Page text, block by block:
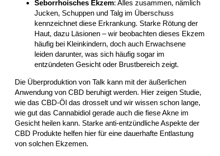
Seborrhoisches Ekzem: Alles zusammen, nämlich
Jucken, Schuppen und Talg im Überschuss
kennzeichnet diese Erkrankung. Starke Rötung der
Haut, dazu Läsionen – wir beobachten dieses Ekzem
häufig bei Kleinkindern, doch auch Erwachsene
leiden darunter, was sich häufig sogar im
entzündeten Gesicht oder Brustbereich zeigt.
Die Überproduktion von Talk kann mit der äußerlichen
Anwendung von CBD beruhigt werden. Hier zeigen Studie,
wie das CBD-Öl das drosselt und wir wissen schon lange,
wie gut das Cannabidiol gerade auch die fiese Akne im
Gesicht heilen kann. Starke anti-entzündliche Aspekte der
CBD Produkte helfen hier für eine dauerhafte Entlastung
von solchen Ekzemen.